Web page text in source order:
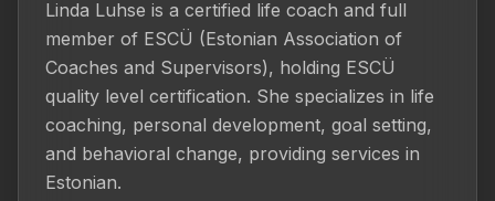
Linda Luhse is a certified life coach and full
member of ESCÜ (Estonian Association of
Coaches and Supervisors), holding ESCÜ
quality level certification. She specializes in life
coaching, personal development, goal setting,
and behavioral change, providing services in
Estonian.